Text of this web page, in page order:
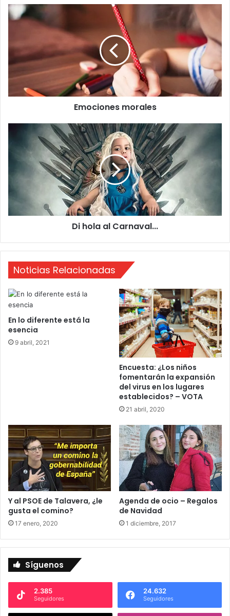
b
ok
m
E
m
o
s
Emociones morales
C
a
l
.
Di hola al Carnaval...
Noticias Relacionadas
En lo diferente está la
esencia
9 abril, 2021
Encuesta: ¿Los niños
fomentarán la expansión
del virus en los lugares
establecidos? – VOTA
21 abril, 2020
Y al PSOE de Talavera, ¿le
gusta el comino?
17 enero, 2020
Agenda de ocio – Regalos
de Navidad
1 diciembre, 2017
Síguenos
2.385
Seguidores
24.632
Seguidores